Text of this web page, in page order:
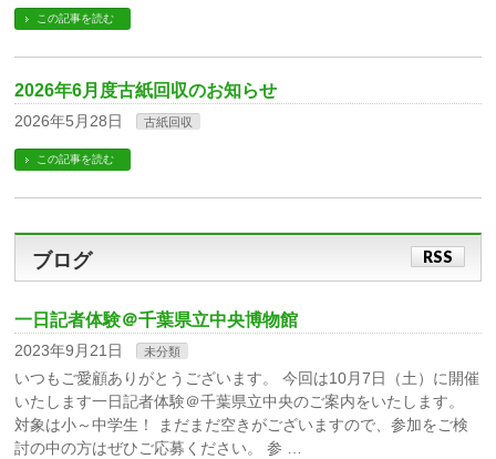
この記事を読む
2026年6月度古紙回収のお知らせ
2026年5月28日 古紙回収
この記事を読む
ブログ RSS
一日記者体験＠千葉県立中央博物館
2023年9月21日 未分類
いつもご愛顧ありがとうございます。 今回は10月7日（土）に開催
いたします一日記者体験＠千葉県立中央のご案内をいたします。
対象は小～中学生！ まだまだ空きがございますので、参加をご検
討の中の方はぜひご応募ください。 参 …